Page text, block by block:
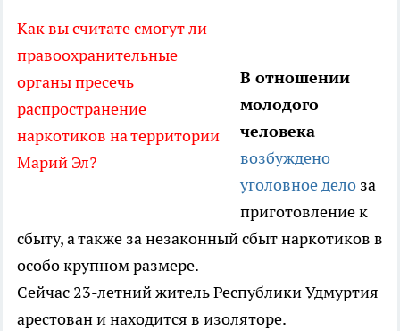
Как вы считате смогут ли
правоохранительные
органы пресечь
распространение
наркотиков на территории
Марий Эл?
В отношении
молодого
человека
возбуждено
уголовное дело за
приготовление к
сбыту, а также за незаконный сбыт наркотиков в
особо крупном размере.
Сейчас 23-летний житель Республики Удмуртия
арестован и находится в изоляторе.